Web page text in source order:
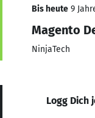
Bis heute 9
Magento
NinjaTech
Logg Dich